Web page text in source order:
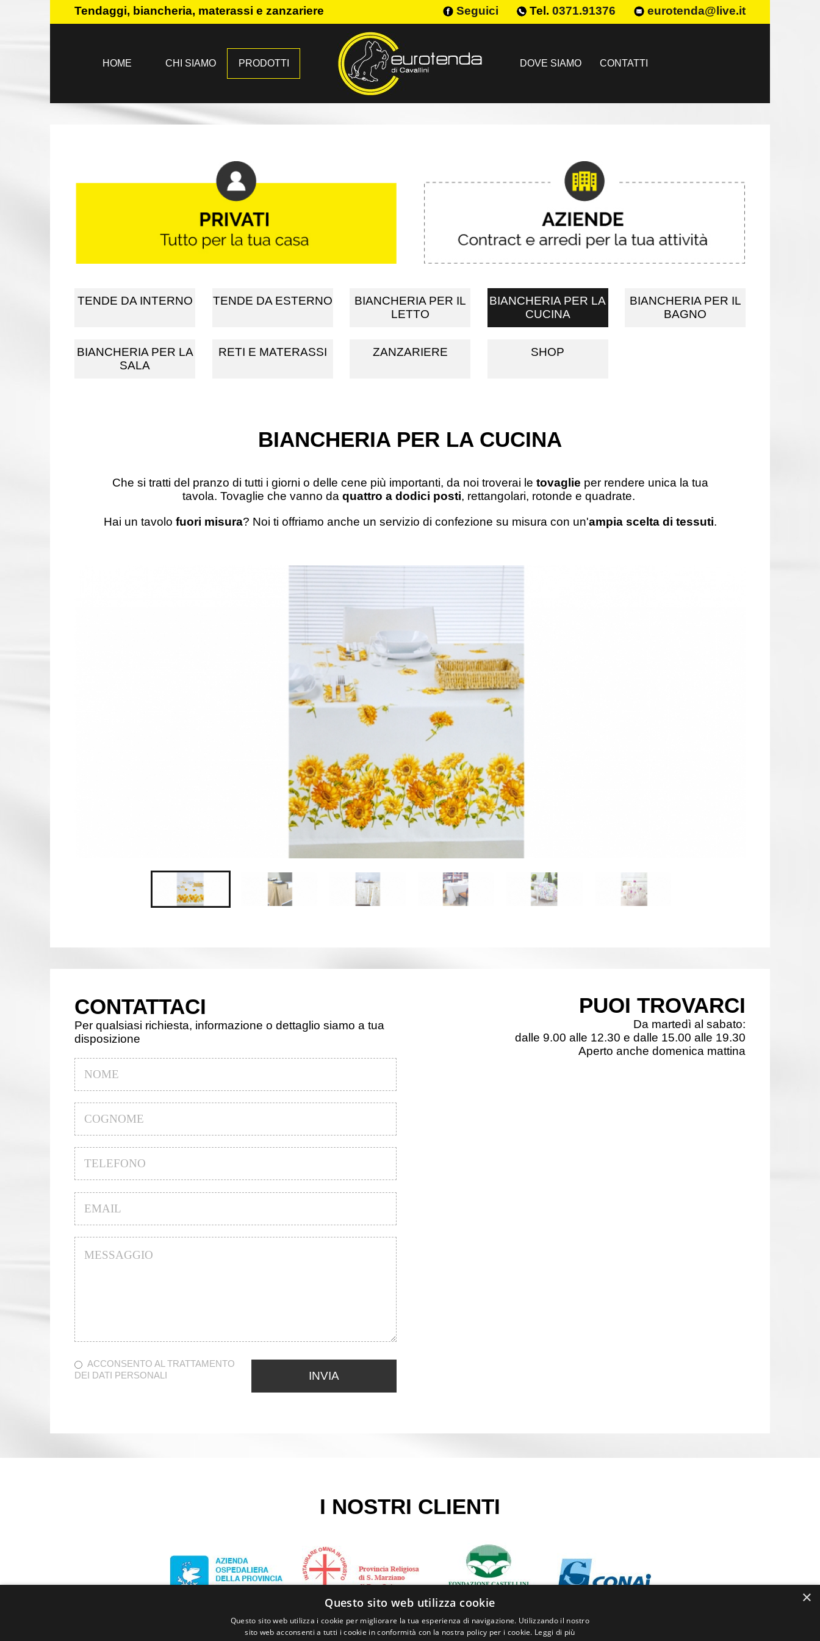
Tendaggi, biancheria, materassi e zanzariere Seguici Tel. 0371.91376 eurotenda@live.it
HOME CHI SIAMO PRODOTTI DOVE SIAMO CONTATTI
TENDE DA INTERNO TENDE DA ESTERNO
BIANCHERIA PER IL
LETTO
BIANCHERIA PER LA
CUCINA
BIANCHERIA PER IL
BAGNO
BIANCHERIA PER LA
SALA
RETI E MATERASSI ZANZARIERE SHOP
BIANCHERIA PER LA CUCINA
Che si tratti del pranzo di tutti i giorni o delle cene più importanti, da noi troverai le tovaglie per rendere unica la tua
tavola. Tovaglie che vanno da quattro a dodici posti, rettangolari, rotonde e quadrate.
Hai un tavolo fuori misura? Noi ti offriamo anche un servizio di confezione su misura con un'ampia scelta di tessuti.
PUOI TROVARCI
Da martedì al sabato:
dalle 9.00 alle 12.30 e dalle 15.00 alle 19.30
Aperto anche domenica mattina
CONTATTACI
Per qualsiasi richiesta, informazione o dettaglio siamo a tua
disposizione
Nome
Cognome
Telefono
Email
Messaggio
Acconsento al trattamento dei dati personali*
ACCONSENTO ALTRATTAMENTO
DEI DATI PERSONALI
I NOSTRI CLIENTI
×
Questo sito web utilizza cookie
Questo sito web utilizza i cookie per migliorare la tua esperienza di navigazione. Utilizzando il nostro
sito web acconsenti a tutti i cookie in conformità con la nostra policy per i cookie. Leggi di più